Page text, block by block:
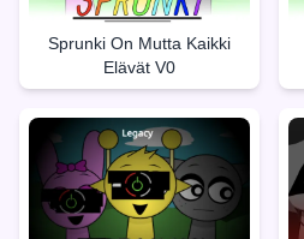
Sprunki On Mutta Kaikki
Elävät V0